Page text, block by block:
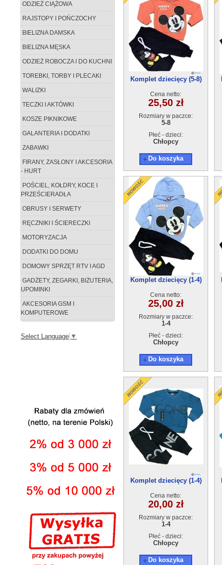
ODZIEŻ CIĄŻOWA
RAJSTOPY I POŃCZOCHY
BIELIZNA DAMSKA
BIELIZNA MĘSKA
ODZIEŻ ROBOCZA I DO KUCHNI
TOREBKI, TORBY I PLECAKI
WALIZKI
TECZKI I AKTÓWKI
KOSZE PIKNIKOWE
GALANTERIA I DODATKI
ZABAWKI
FIRANY, ZASŁONY I AKCESORIA
- HURT
POŚCIEL, KOŁDRY, KOCE I
PRZEŚCIERADŁA
OBRUSY I SERWETY
RĘCZNIKI I ŚCIERECZKI
MOTORYZACJA
DODATKI DO DOMU
DOMOWY SPRZĘT RTV I AGD
GADŻETY, ZEGARKI, BIŻUTERIA,
UPOMINKI
AKCESORIA GSM I
KOMPUTEROWE
Select Language ▼
Komplet dziecięcy (5-8)
Cena netto:
25,50 zł
Rozmiary w paczce:
5-8
Płeć - dzieci:
Chłopcy
Do koszyka
Komplet dziecięcy (1-4)
Cena netto:
25,00 zł
Rozmiary w paczce:
1-4
Płeć - dzieci:
Chłopcy
Do koszyka
Komplet dziecięcy (1-4)
Cena netto:
20,00 zł
Rozmiary w paczce:
1-4
Płeć - dzieci:
Chłopcy
Do koszyka